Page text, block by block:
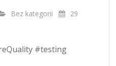
Bez kategorii
29
#testing